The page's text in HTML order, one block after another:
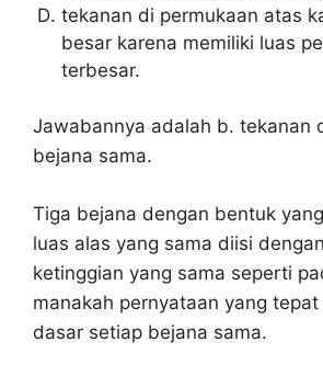
tekanan di permukaan atas
besar karena memiliki luas
terbesar.
Jawabannya adalah b. tekanan
bejana sama.
Tiga bejana dengan bentuk
luas alas yang sama diisi
ketinggian yang sama seperti
manakah pernyataan yang
dasar setiap bejana sama.